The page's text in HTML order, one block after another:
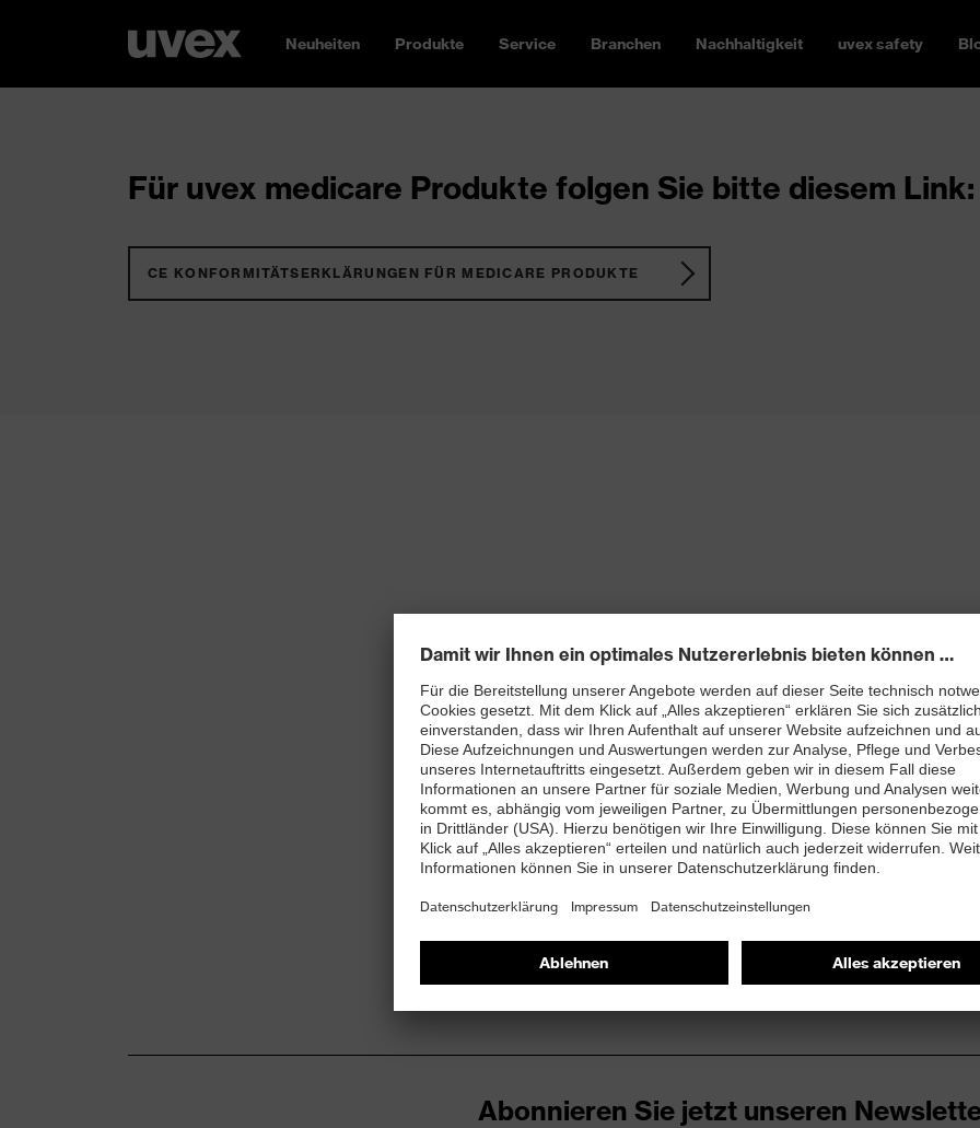
Neuheiten Produkte Service Branchen Nachhaltigkeit uvex safety
Für uvex medicare Produkte folgen Sie bitte diesem Link:
CE KONFORMITÄTSERKLÄRUNGEN FÜR MEDICARE PRODUKTE
Abonnieren Sie jetzt unseren